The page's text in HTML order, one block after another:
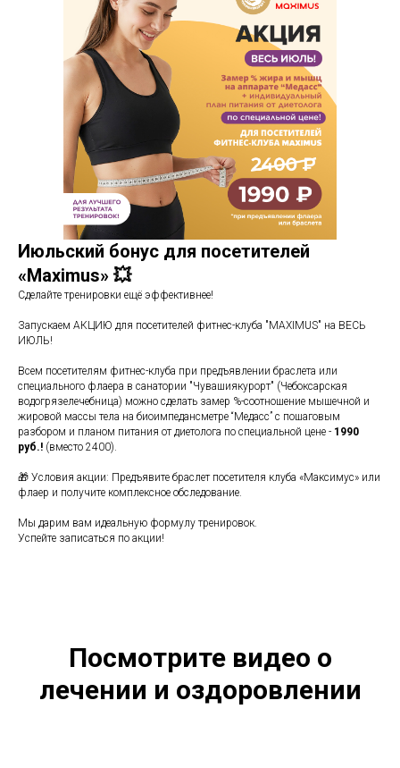
Июльский бонус для посетителей
«Maximus» 💥
Сделайте тренировки ещё эффективнее!
Запускаем АКЦИЮ для посетителей фитнес-клуба "MAXIMUS" на ВЕСЬ
ИЮЛЬ!
Всем посетителям фитнес-клуба при предъявлении браслета или
специального флаера в санатории "Чувашиякурорт" (Чебоксарская
водогрязелечебница) можно сделать замер %-соотношение мышечной и
жировой массы тела на биоимпедансметре “Медасс” с пошаговым
разбором и планом питания от диетолога по специальной цене - 1990
руб.! (вместо 2400).
🎁 Условия акции: Предъявите браслет посетителя клуба «Максимус» или
флаер и получите комплексное обследование.
Мы дарим вам идеальную формулу тренировок.
Успейте записаться по акции!
Посмотрите видео о
лечении и оздоровлении